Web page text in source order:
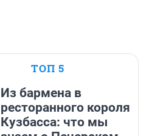
ТОП 5
Из бармена в
ресторанного короля
Кузбасса: что мы